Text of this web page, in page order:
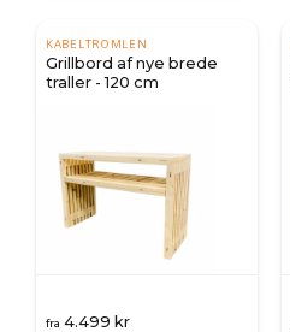
KABELTROMLEN
Grillbord af nye brede
traller - 120 cm
fra 4.499 kr